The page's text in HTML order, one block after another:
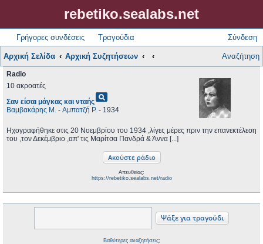
rebetiko.sealabs.net
Γρήγορες συνδέσεις Τραγούδια Σύνδεση
Αρχική Σελίδα Αρχική Συζητήσεων Αναζήτηση
Radio
10 ακροατές
Σαν είσαι μάγκας και νταήςpageview
Βαμβακάρης Μ. - Αμπατζή Ρ. - 1934
Ηχογραφήθηκε στις 20 Νοεμβρίου του 1934 ,λίγες μέρες πριν την επανεκτέλεση
του ,τον Δεκέμβριο ,απ' τις Μαρίτσα Πανδρά & Άννα [...]
Απευθείας:
https://rebetiko.sealabs.net/radio
Βαθύτερες αναζητήσεις;